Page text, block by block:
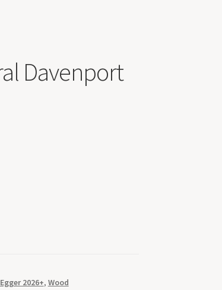
Davenport
Egger 2026+, Wood